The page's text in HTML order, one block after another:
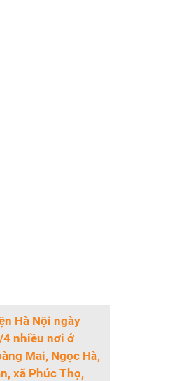
Hà Nội ngày
nhiều nơi ở
Mai, Ngọc Hà,
xã Phúc Thọ,